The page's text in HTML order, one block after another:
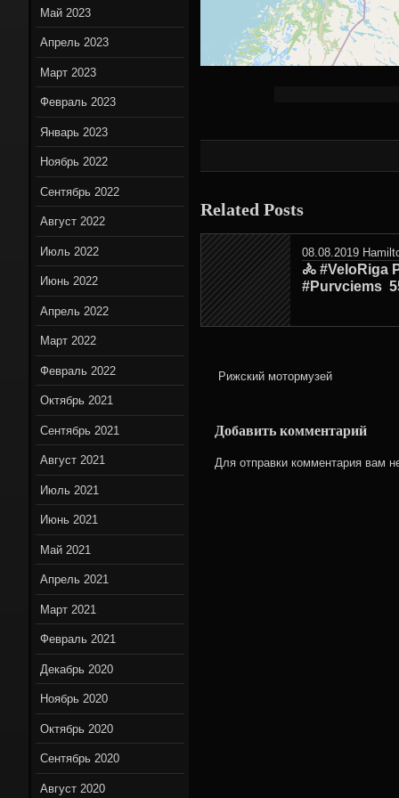
Related Posts
08.08.2019
🚴 #VeloRiga
#Purvciems
Рижский мотормузей
Добавить комментарий
Для отправки комментария вам
Май 2023
Апрель 2023
Март 2023
Февраль 2023
Январь 2023
Ноябрь 2022
Сентябрь 2022
Август 2022
Июль 2022
Июнь 2022
Апрель 2022
Март 2022
Февраль 2022
Октябрь 2021
Сентябрь 2021
Август 2021
Июль 2021
Июнь 2021
Май 2021
Апрель 2021
Март 2021
Февраль 2021
Декабрь 2020
Ноябрь 2020
Октябрь 2020
Сентябрь 2020
Август 2020